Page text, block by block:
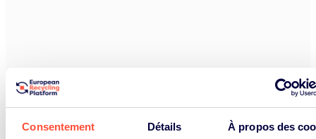
Consentement Détails À propos des